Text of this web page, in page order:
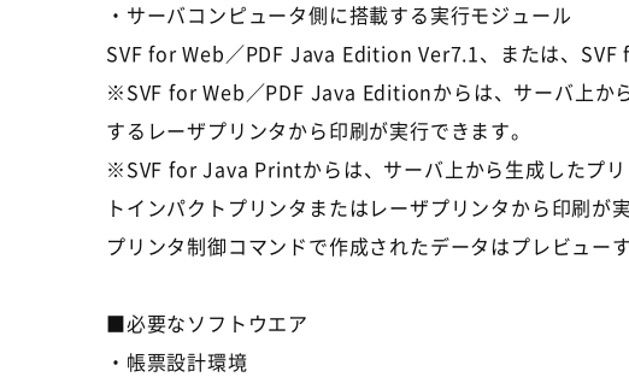
・サーバコンピュータ側に搭載する実行モジュール
SVF for Web／PDF Java Edition Ver7.1、または、
※SVF for Web／PDF Java Editionからは、サーバ上か
するレーザプリンタから印刷が実行できます。
※SVF for Java Printからは、サーバ上から生成したプ
トインパクトプリンタまたはレーザプリンタから印刷が
プリンタ制御コマンドで作成されたデータはプレビュー
■必要なソフトウエア
・帳票設計環境